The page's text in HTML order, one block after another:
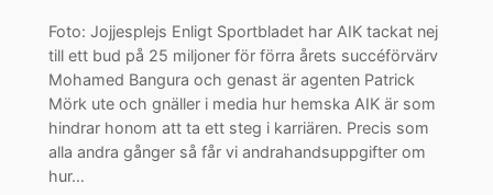
Foto: Jojjesplejs Enligt Sportbladet har AIK tackat nej
till ett bud på 25 miljoner för förra årets succéförvärv
Mohamed Bangura och genast är agenten Patrick
Mörk ute och gnäller i media hur hemska AIK är som
hindrar honom att ta ett steg i karriären. Precis som
alla andra gånger så får vi andrahandsuppgifter om
hur…